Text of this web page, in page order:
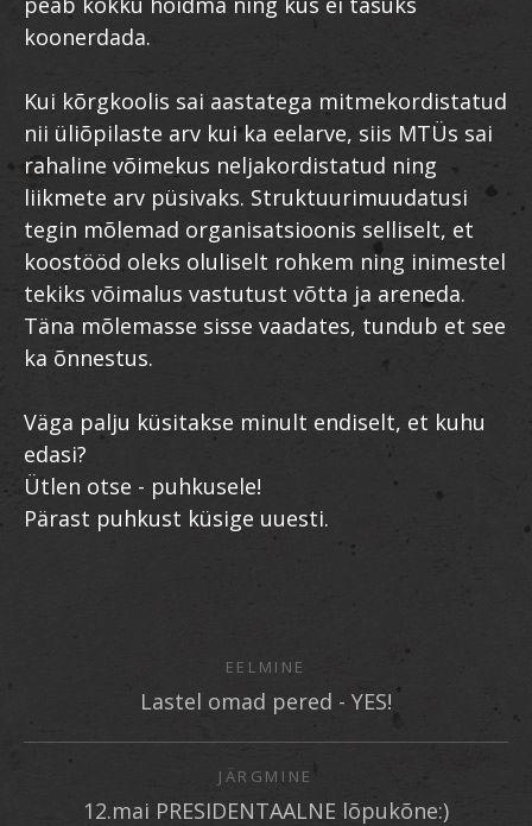
koonerdada.
Kui kõrgkoolis sai aastatega mitmekordistatud
nii üliõpilaste arv kui ka eelarve, siis MTÜs sai
rahaline võimekus neljakordistatud ning
liikmete arv püsivaks. Struktuurimuudatusi
tegin mõlemad organisatsioonis selliselt, et
koostööd oleks oluliselt rohkem ning inimestel
tekiks võimalus vastutust võtta ja areneda.
Täna mõlemasse sisse vaadates, tundub et see
ka õnnestus.
Väga palju küsitakse minult endiselt, et kuhu
edasi?
Ütlen otse - puhkusele!
Pärast puhkust küsige uuesti.
EELMINE
Lastel omad pered - YES!
JÄRGMINE
12.mai PRESIDENTAALNE lõpukõne:)